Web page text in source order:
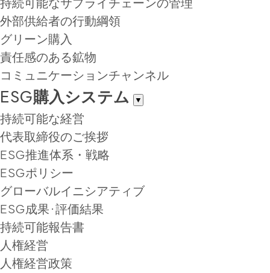
外部供給者の行動綱領
グリーン購入
責任感のある鉱物
コミュニケーションチャンネル
ESG購入システム ▼
持続可能な経営
代表取締役のご挨拶
ESG推進体系・戦略
ESGポリシー
グローバルイニシアティブ
ESG成果·評価結果
持続可能報告書
人権経営
人権経営政策